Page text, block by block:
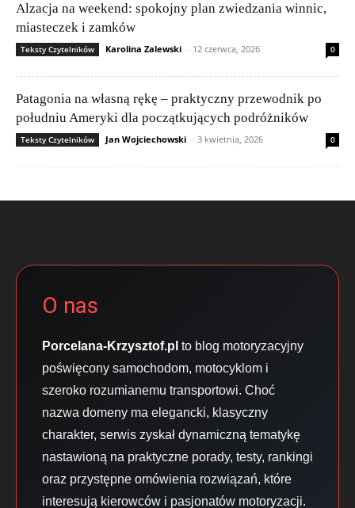
Alzacja na weekend: spokojny plan zwiedzania winnic,
miasteczek i zamków
Teksty Czytelników Karolina Zalewski - 12 czerwca, 2026 0
Patagonia na własną rękę – praktyczny przewodnik po
południu Ameryki dla początkujących podróżników
Teksty Czytelników Jan Wojciechowski - 3 kwietnia, 2026 0
O nas
Porcelana-Krzysztof.pl to blog motoryzacyjny
poświęcony samochodom, motocyklom i
szeroko rozumianemu transportowi. Choć
nazwa domeny ma elegancki, klasyczny
charakter, serwis zyskał dynamiczną tematykę
nastawioną na praktyczne porady, testy, rankingi
oraz przystępne omówienia rozwiązań, które
interesują kierowców i pasjonatów motoryzacji.